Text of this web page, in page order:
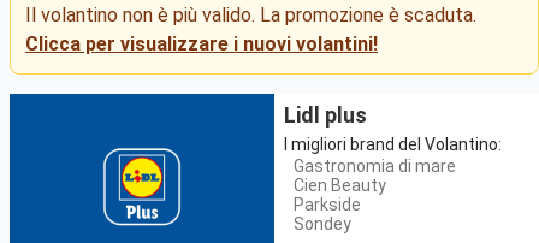
Il volantino non è più valido. La promozione è scaduta.
Clicca per visualizzare i nuovi volantini!
Lidl plus
I migliori brand del Volantino:
Gastronomia di mare
Cien Beauty
Parkside
Sondey